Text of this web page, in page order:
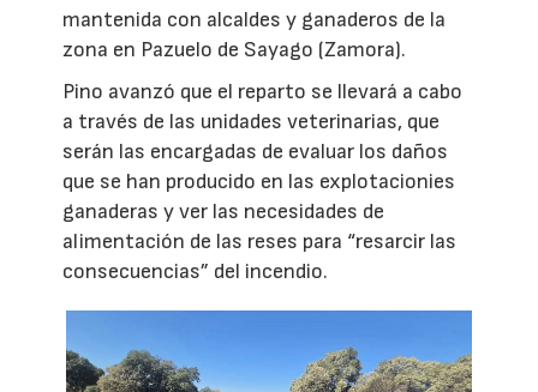
mantenida con alcaldes y ganaderos de la
zona en Pazuelo de Sayago (Zamora).
Pino avanzó que el reparto se llevará a cabo
a través de las unidades veterinarias, que
serán las encargadas de evaluar los daños
que se han producido en las explotacionies
ganaderas y ver las necesidades de
alimentación de las reses para “resarcir las
consecuencias” del incendio.